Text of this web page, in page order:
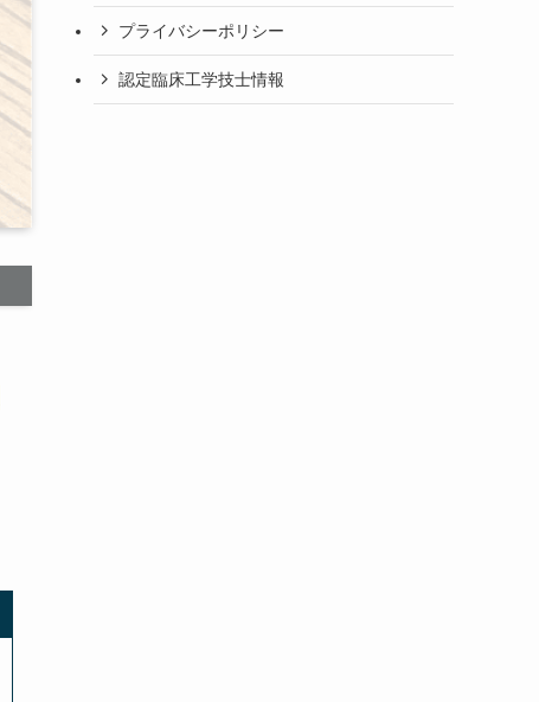
プライバシーポリシー
認定臨床工学技士情報